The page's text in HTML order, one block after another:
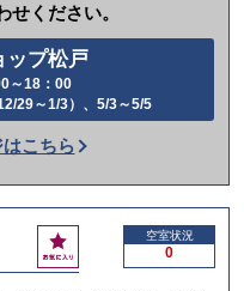
せください。
ップ松戸
～18：00
29～1/3）、5/3～5/5
話
か
け
る
こちら
お
気
空室状況
0